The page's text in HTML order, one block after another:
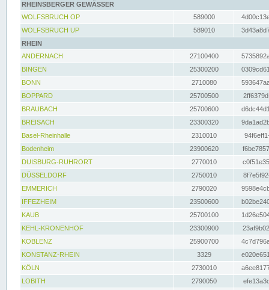
RHEINSBERGER GEWÄSSER
WOLFSBRUCH OP
589000
WOLFSBRUCH UP
589010
RHEIN
ANDERNACH
27100400
BINGEN
25300200
BONN
2710080
BOPPARD
25700500
BRAUBACH
25700600
BREISACH
23300320
Basel-Rheinhalle
2310010
Bodenheim
23900620
DUISBURG-RUHRORT
2770010
DÜSSELDORF
2750010
EMMERICH
2790020
IFFEZHEIM
23500600
KAUB
25700100
KEHL-KRONENHOF
23300900
KOBLENZ
25900700
KONSTANZ-RHEIN
3329
KÖLN
2730010
LOBITH
2790050